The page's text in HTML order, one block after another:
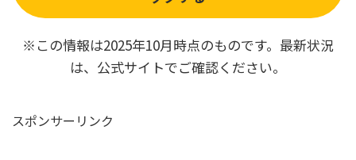
※この情報は2025年10月時点のものです。最新状況
は、公式サイトでご確認ください。
スポンサーリンク